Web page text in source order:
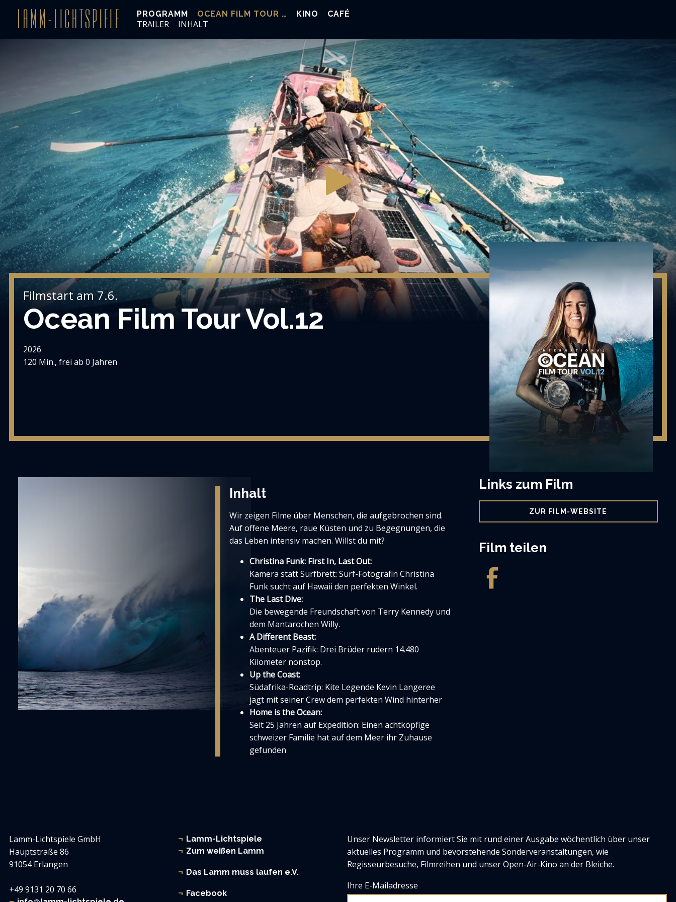
PROGRAMM OCEAN FILM TOUR … KINO CAFÉ
TRAILER INHALT
Filmstart am 7.6.
Ocean Film Tour Vol.12
2026
120 Min., frei ab 0 Jahren
Inhalt
Wir zeigen Filme über Menschen, die aufgebrochen sind.
Auf offene Meere, raue Küsten und zu Begegnungen, die
das Leben intensiv machen. Willst du mit?
Christina Funk: First In, Last Out:
Kamera statt Surfbrett: Surf-Fotografin Christina
Funk sucht auf Hawaii den perfekten Winkel.
The Last Dive:
Die bewegende Freundschaft von Terry Kennedy und
dem Mantarochen Willy.
A Different Beast:
Abenteuer Pazifik: Drei Brüder rudern 14.480
Kilometer nonstop.
Up the Coast:
Südafrika-Roadtrip: Kite Legende Kevin Langeree
jagt mit seiner Crew dem perfekten Wind hinterher
Home is the Ocean:
Seit 25 Jahren auf Expedition: Einen achtköpfige
schweizer Familie hat auf dem Meer ihr Zuhause
gefunden
Links zum Film
ZUR FILM-WEBSITE
Film teilen
Lamm-Lichtspiele GmbH
Hauptstraße 86
91054 Erlangen
+49 9131 20 70 66
Lamm-Lichtspiele
Zum weißen Lamm
Das Lamm muss laufen e.V.
Facebook
Unser Newsletter informiert Sie mit rund einer Ausgabe wöchentlich über unser
aktuelles Programm und bevorstehende Sonderveranstaltungen, wie
Regisseurbesuche, Filmreihen und unser Open-Air-Kino an der Bleiche.
Ihre E-Mailadresse